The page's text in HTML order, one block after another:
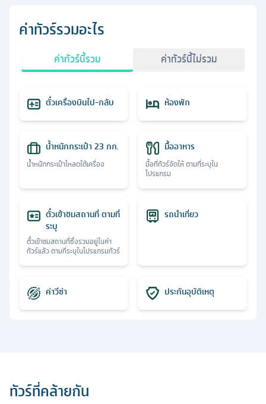
ค่าทัวร์รวมอะไร
ค่าทัวร์นี้รวม ค่าทัวร์นี้ไม่รวม
ตั๋วเครื่องบินไป-กลับ ห้องพัก
น้ำหนักกระเป๋า 23 กก.
น้ำหนักกระเป๋าโหลดใต้เครื่อง
มื้ออาหาร
มื้อที่ทัวร์จัดให้ ตามที่ระบุใน
โปรแกรม
ตั๋วเข้าชมสถานที่ ตามที่
ระบุ
ตั๋วเข้าชมสถานที่ซึ่งรวมอยู่ในค่า
ทัวร์แล้ว ตามที่ระบุในโปรแกรมทัวร์
รถนำเที่ยว
ค่าวีซ่า ประกันอุบัติเหตุ
ทัวร์ที่คล้ายกัน